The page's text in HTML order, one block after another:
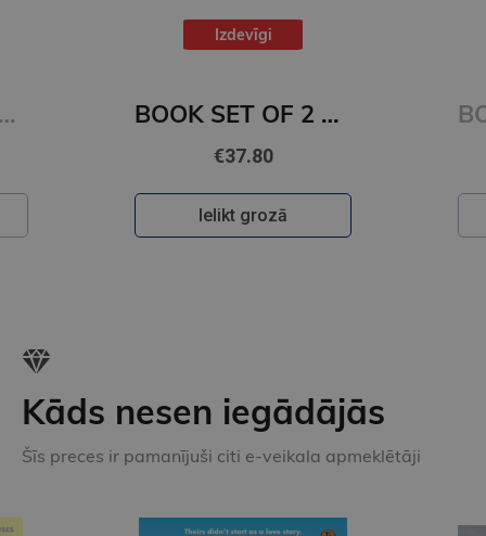
With Us + It Starts with Us
Izdevīgi
BOOK SET OF 2 Titles: Alchemy of Secrets + Wild Reverence
€37.80
Ielikt grozā
Kāds nesen iegādājās
Šīs preces ir pamanījuši citi e-veikala apmeklētāji